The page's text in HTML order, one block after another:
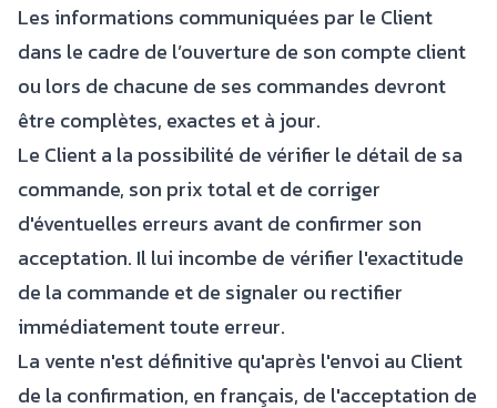
Les informations communiquées par le Client
dans le cadre de l’ouverture de son compte client
ou lors de chacune de ses commandes devront
être complètes, exactes et à jour.
Le Client a la possibilité de vérifier le détail de sa
commande, son prix total et de corriger
d'éventuelles erreurs avant de confirmer son
acceptation. Il lui incombe de vérifier l'exactitude
de la commande et de signaler ou rectifier
immédiatement toute erreur.
La vente n'est définitive qu'après l'envoi au Client
de la confirmation, en français, de l'acceptation de